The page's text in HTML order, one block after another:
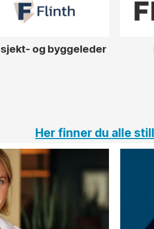
og byggeleder
Her finner du alle